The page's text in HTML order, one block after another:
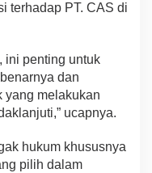
terhadap PT. CAS di
ini penting untuk
dan
yang melakukan
ucapnya.
hukum khususnya
pilih dalam